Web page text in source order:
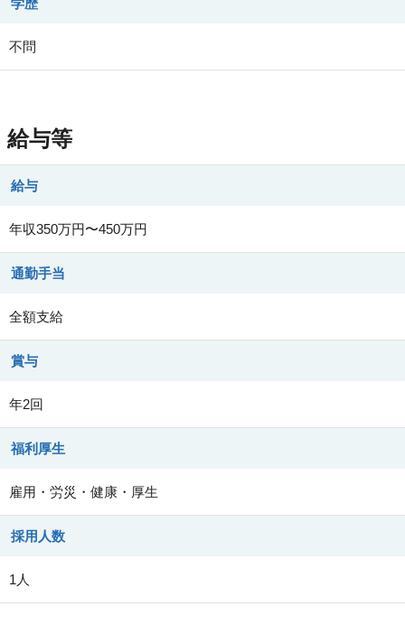
学歴
不問
給与等
給与
年収350万円〜450万円
通勤手当
全額支給
賞与
年2回
福利厚生
雇用・労災・健康・厚生
採用人数
1人